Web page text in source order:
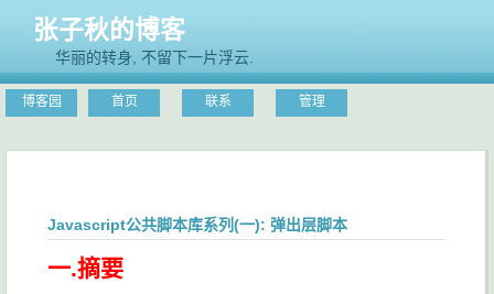
张子秋的博客
华丽的转身, 不留下一片浮云.
博客园 首页 联系 管理
Javascript公共脚本库系列(一): 弹出层脚本
一.摘要